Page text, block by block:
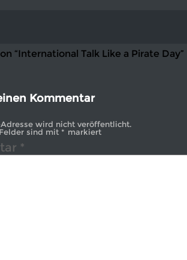
“International Talk Like a Pirate Day”
Kommentar
wird nicht veröffentlicht.
sind mit * markiert
*